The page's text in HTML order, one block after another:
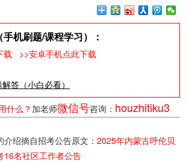
机刷题/课程学习）：
载 >>安卓手机点此下载
答（小白必看）
什么？ 加老师微信号咨询： houzhitiku3
绍摘自招考公告原文： 2025年内蒙古呼伦贝
16名社区工作者公告